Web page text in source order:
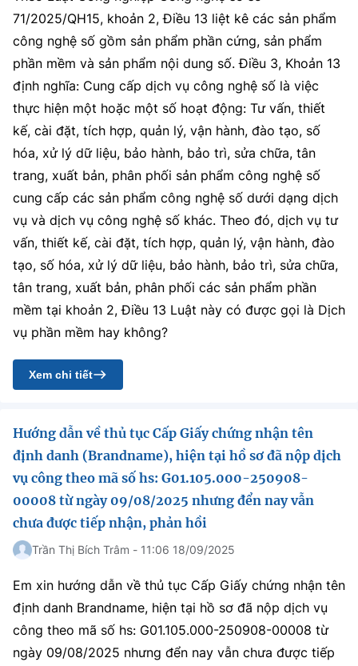
Điện thoại: 024 3936 9506
stc@mst.gov.vn
©2026 Bản quyền thuộc Bộ Khoa Học và Công Nghệ
(Ghi rõ nguồn "https://mst.gov.vn" khi phát hành lại thông tin từ
website này)
71/2025/QH15, khoản 2, Điều 13 liệt kê các sản phẩm
công nghệ số gồm sản phẩm phần cứng, sản phẩm
phần mềm và sản phẩm nội dung số. Điều 3, Khoản 13
định nghĩa: Cung cấp dịch vụ công nghệ số là việc
thực hiện một hoặc một số hoạt động: Tư vấn, thiết
kế, cài đặt, tích hợp, quản lý, vận hành, đào tạo, số
hóa, xử lý dữ liệu, bảo hành, bảo trì, sửa chữa, tân
trang, xuất bản, phân phối sản phẩm công nghệ số
cung cấp các sản phẩm công nghệ số dưới dạng dịch
vụ và dịch vụ công nghệ số khác. Theo đó, dịch vụ tư
vấn, thiết kế, cài đặt, tích hợp, quản lý, vận hành, đào
tạo, số hóa, xử lý dữ liệu, bảo hành, bảo trì, sửa chữa,
tân trang, xuất bản, phân phối các sản phẩm phần
mềm tại khoản 2, Điều 13 Luật này có được gọi là Dịch
vụ phần mềm hay không?
Xem chi tiết
Hướng dẫn về thủ tục Cấp Giấy chứng nhận tên
định danh (Brandname), hiện tại hồ sơ đã nộp dịch
vụ công theo mã số hs: G01.105.000-250908-
00008 từ ngày 09/08/2025 nhưng đển nay vẫn
chưa được tiếp nhận, phản hồi
Trần Thị Bích Trâm - 11:06 18/09/2025
Em xin hướng dẫn về thủ tục Cấp Giấy chứng nhận tên
định danh Brandname, hiện tại hồ sơ đã nộp dịch vụ
công theo mã số hs: G01.105.000-250908-00008 từ
ngày 09/08/2025 nhưng đển nay vẫn chưa được tiếp